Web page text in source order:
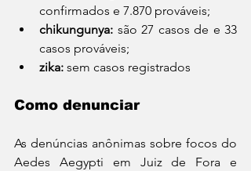
confirmados e 7.870 prováveis;
chikungunya: são 27 casos de e 33
casos prováveis;
zika: sem casos registrados
Como denunciar
As denúncias anônimas sobre focos do
Aedes Aegypti em Juiz de Fora e